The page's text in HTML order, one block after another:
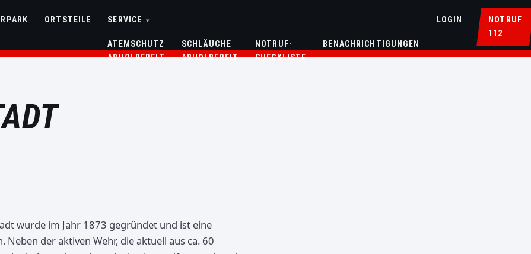
ORTSTEILE SERVICE ▾
ATEMSCHUTZ
ABHOLBEREIT
SCHLÄUCHE
ABHOLBEREIT
NOTRUF-
CHECKLISTE
BENACHRICHTIGUNGEN
LOGIN
NOTRUF
112
wurde im Jahr 1873 gegründet und ist eine
der aktiven Wehr, die aktuell aus ca. 60